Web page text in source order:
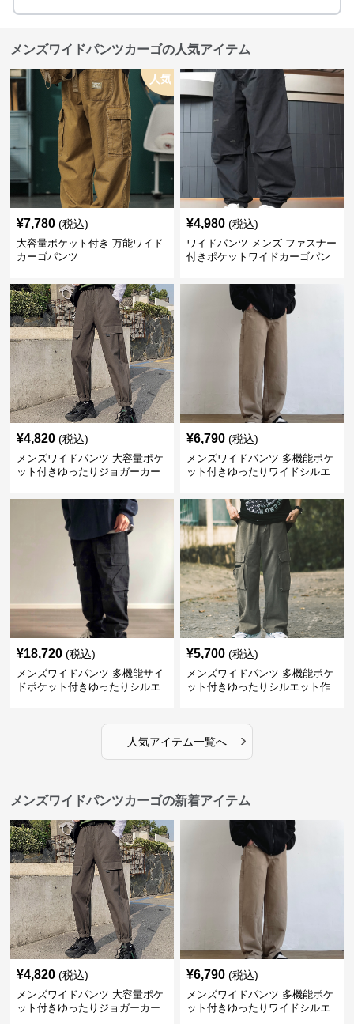
メンズワイドパンツカーゴの人気アイテム
人気
¥7,780 (税込)
大容量ポケット付き 万能ワイド
カーゴパンツ
¥4,980 (税込)
ワイドパンツ メンズ ファスナー
付きポケットワイドカーゴパン
¥4,820 (税込)
メンズワイドパンツ 大容量ポケ
ット付きゆったりジョガーカー
¥6,790 (税込)
メンズワイドパンツ 多機能ポケ
ット付きゆったりワイドシルエ
¥18,720 (税込)
メンズワイドパンツ 多機能サイ
ドポケット付きゆったりシルエ
¥5,700 (税込)
メンズワイドパンツ 多機能ポケ
ット付きゆったりシルエット作
人気アイテム一覧へ ›
メンズワイドパンツカーゴの新着アイテム
¥4,820 (税込)
メンズワイドパンツ 大容量ポケ
ット付きゆったりジョガーカー
¥6,790 (税込)
メンズワイドパンツ 多機能ポケ
ット付きゆったりワイドシルエ